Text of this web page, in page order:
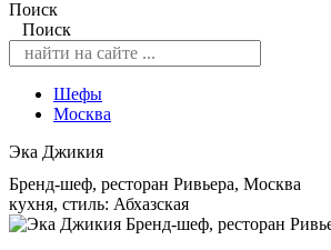
Поиск
Поиск
Шефы
Москва
Эка Джикия
Бренд-шеф, ресторан Ривьера, Москва
кухня, стиль: Абхазская